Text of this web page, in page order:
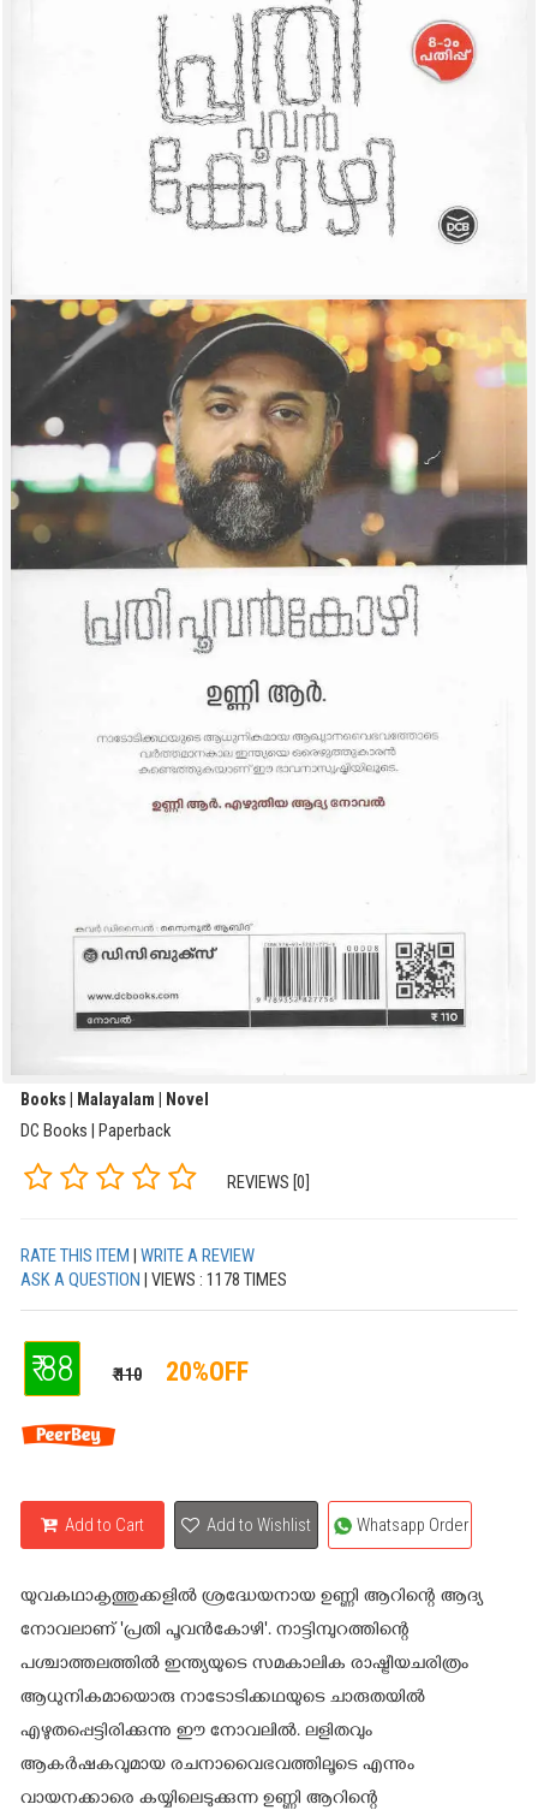
Books | Malayalam | Novel
DC Books | Paperback
REVIEWS [0]
RATE THIS ITEM
WRITE A REVIEW
ASK A QUESTION
| VIEWS : 1178 TIMES
₹ 88 ₹ 110 20%OFF
Add to Cart Add to Wishlist Whatsapp Order
യുവകഥാകൃത്തുക്കളില്‍ ശ്രദ്ധേയനായ ഉണ്ണി ആറിന്റെ ആദ്യ
നോവലാണ് 'പ്രതി പൂവന്‍കോഴി'. നാട്ടിമ്പുറത്തിന്റെ
പശ്ചാത്തലത്തില്‍ ഇന്ത്യയുടെ സമകാലിക രാഷ്ട്രീയചരിത്രം
ആധുനികമായൊരു നാടോടിക്കഥയുടെ ചാരുതയില്‍
എഴുതപ്പെട്ടിരിക്കുന്നു ഈ നോവലില്‍. ലളിതവും
ആകര്‍ഷകവുമായ രചനാവൈഭവത്തിലൂടെ എന്നും
വായനക്കാരെ കയ്യിലെടുക്കുന്ന ഉണ്ണി ആറിന്റെ